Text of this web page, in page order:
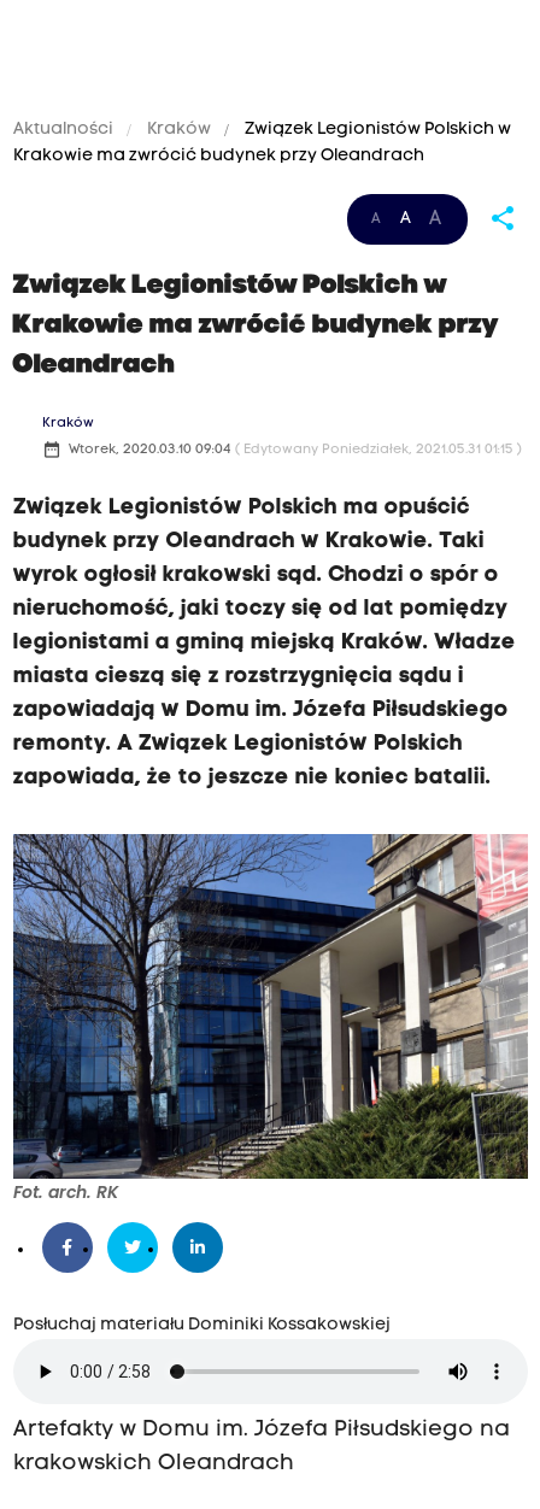
Aktualności Kraków
Związek Legionistów Polskich w
Krakowie ma zwrócić budynek przy Oleandrach
A A A share
Związek Legionistów Polskich w
Krakowie ma zwrócić budynek przy
Oleandrach
Kraków
date_range Wtorek, 2020.03.10 09:04 ( Edytowany Poniedziałek, 2021.05.31 01:15 )
Związek Legionistów Polskich ma opuścić
budynek przy Oleandrach w Krakowie. Taki
wyrok ogłosił krakowski sąd. Chodzi o spór o
nieruchomość, jaki toczy się od lat pomiędzy
legionistami a gminą miejską Kraków. Władze
miasta cieszą się z rozstrzygnięcia sądu i
zapowiadają w Domu im. Józefa Piłsudskiego
remonty. A Związek Legionistów Polskich
zapowiada, że to jeszcze nie koniec batalii.
Fot. arch. RK
Posłuchaj materiału Dominiki Kossakowskiej
Artefakty w Domu im. Józefa Piłsudskiego na
krakowskich Oleandrach